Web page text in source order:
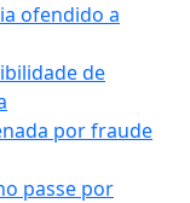
ofendido a
de
por fraude
passe por